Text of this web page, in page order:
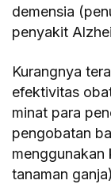
demensia
penyakit
Kurangnya
efektivitas
minat para
pengobatan
menggunakan
tanaman